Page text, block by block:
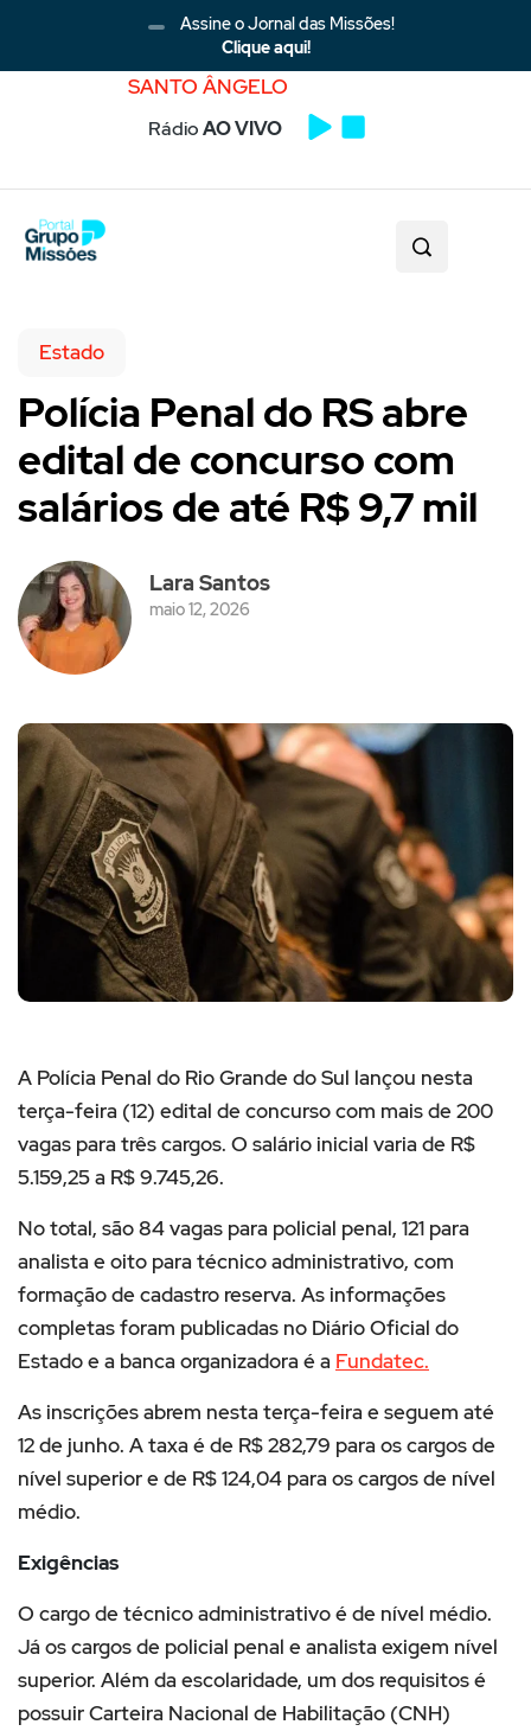
Assine o Jornal das Missões!
Clique aqui!
SANTO ÂNGELO
RádioAO VIVO
Estado
Polícia Penal do RS abre
edital de concurso com
salários de até R$ 9,7 mil
Lara Santos
maio 12, 2026
A Polícia Penal do Rio Grande do Sul lançou nesta
terça-feira (12) edital de concurso com mais de 200
vagas para três cargos. O salário inicial varia de R$
5.159,25 a R$ 9.745,26.
No total, são 84 vagas para policial penal, 121 para
analista e oito para técnico administrativo, com
formação de cadastro reserva. As informações
completas foram publicadas no Diário Oficial do
Estado e a banca organizadora é a Fundatec.
As inscrições abrem nesta terça-feira e seguem até
12 de junho. A taxa é de R$ 282,79 para os cargos de
nível superior e de R$ 124,04 para os cargos de nível
médio.
Exigências
O cargo de técnico administrativo é de nível médio.
Já os cargos de policial penal e analista exigem nível
superior. Além da escolaridade, um dos requisitos é
possuir Carteira Nacional de Habilitação (CNH)